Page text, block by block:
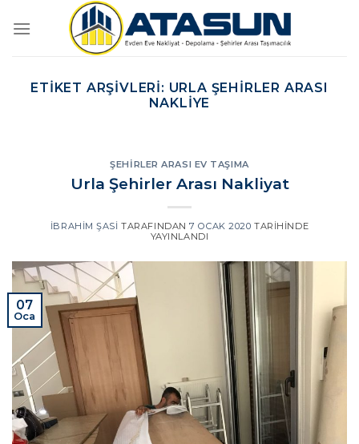
atla
ETIKET ARŞIVLERI: URLA ŞEHIRLER ARASI
NAKLIYE
ŞEHIRLER ARASI EV TAŞIMA
Urla Şehirler Arası Nakliyat
İBRAHIM ŞASI TARAFINDAN 7 OCAK 2020 TARIHINDE
YAYINLANDI
07
Oca